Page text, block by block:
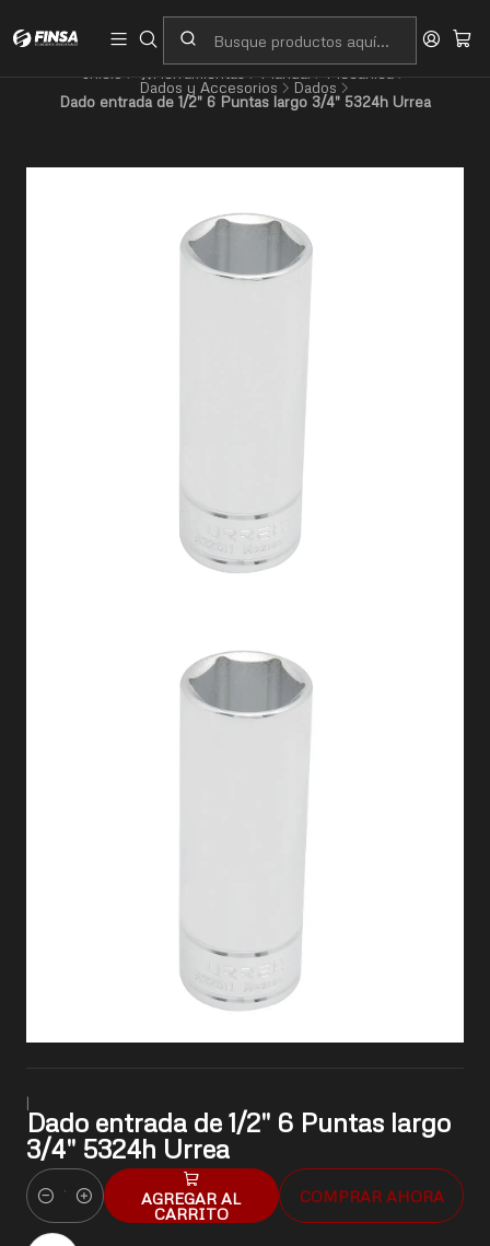
Dados y Accesorios Dados
Dado entrada de 1/2" 6 Puntas largo 3/4" 5324h Urrea
|
Dado entrada de 1/2" 6 Puntas largo
3/4" 5324h Urrea
Cantidad
AGREGAR AL
CARRITO
COMPRAR AHORA